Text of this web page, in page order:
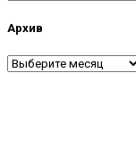
Архив
Архив